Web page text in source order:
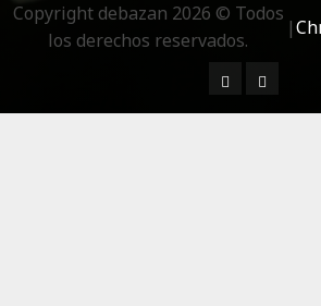
Copyright debazan 2026 © Todos
los derechos reservados.
|
¿ Quién
Más